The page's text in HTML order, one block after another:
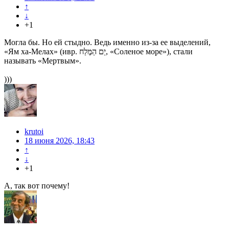
↑
↓
+1
Могла бы. Но ей стыдно. Ведь именно из-за ее выделений,
«Ям ха-Мелах» (ивр. יַם הַמֶּלַח, «Соленое море»), стали
называть «Мертвым».
)))
krutoi
18 июня 2026, 18:43
↑
↓
+1
А, так вот почему!